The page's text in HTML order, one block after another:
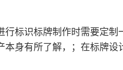
标识标牌制作时需要定
身有所了解，；在标牌